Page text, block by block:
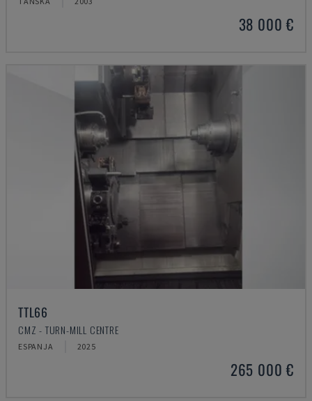
38 000 €
TTL66
CMZ - TURN-MILL CENTRE
ESPANJA 2025
265 000 €